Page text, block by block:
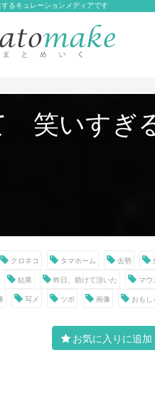
るキュレーションメディアです
笑いすぎ
クロネコ タマホーム 去勢
結果 昨日、助けて頂いた
マウ
写メ ツボ 画像 おもし
お気に入りに追加